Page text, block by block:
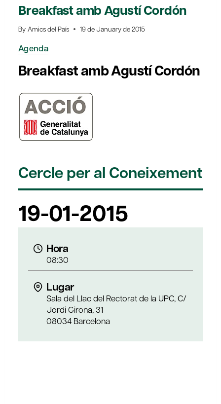
Breakfast amb Agustí Cordón
By Amics del País 19 de January de 2015
Agenda
Breakfast amb Agustí Cordón
Cercle per al Coneixement
19-01-2015
Hora
08:30
Lugar
Sala del Llac del Rectorat de la UPC, C/
Jordi Girona, 31
08034 Barcelona